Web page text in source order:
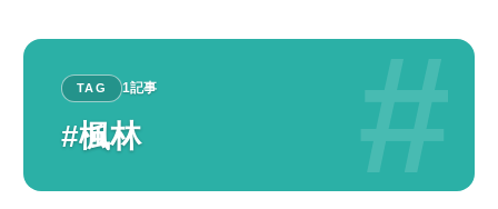
#
TAG 1記事
#楓林